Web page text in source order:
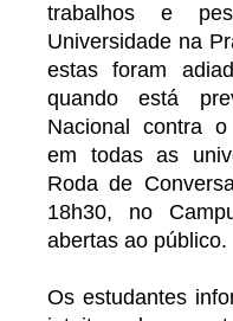
trabalhos e
Universidade na
estas foram
quando está
Nacional contra
em todas as
Roda de
18h30, no
abertas ao público.
Os estudantes